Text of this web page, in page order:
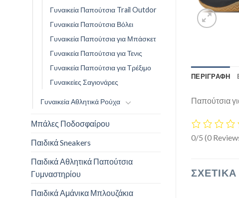
Γυναικεία Παπούτσια Trail Outdor
Γυναικεία Παπούτσια Βόλει
Γυναικεία Παπούτσια για Μπάσκετ
Γυναικεία Παπούτσια για Τενις
Γυναικεία Παπούτσια για Τρέξιμο
Γυναικείες Σαγιονάρες
Γυναικεία Αθλητικά Ρούχα
Μπάλες Ποδοσφαίρου
Παιδικά Sneakers
Παιδικά Αθλητικά Παπούτσια
Γυμναστηρίου
Παιδικά Αμάνικα Μπλουζάκια
ΠΕΡΙΓΡΑΦΉ
Παπούτσια
0/5 (0